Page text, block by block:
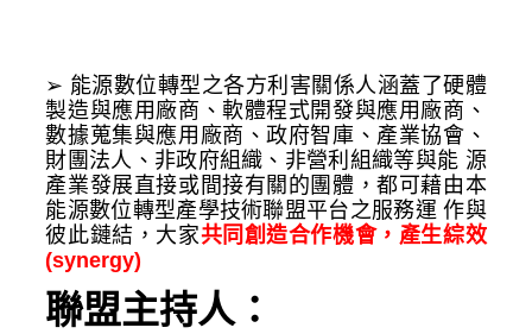
➢ 能源數位轉型之各方利害關係人涵蓋了硬體
製造與應用廠商、軟體程式開發與應用廠商、
數據蒐集與應用廠商、政府智庫、產業協會、
財團法人、非政府組織、非營利組織等與能 源
產業發展直接或間接有關的團體，都可藉由本
能源數位轉型產學技術聯盟平台之服務運 作與
彼此鏈結，大家共同創造合作機會，產生綜效
(synergy)
聯盟主持人：